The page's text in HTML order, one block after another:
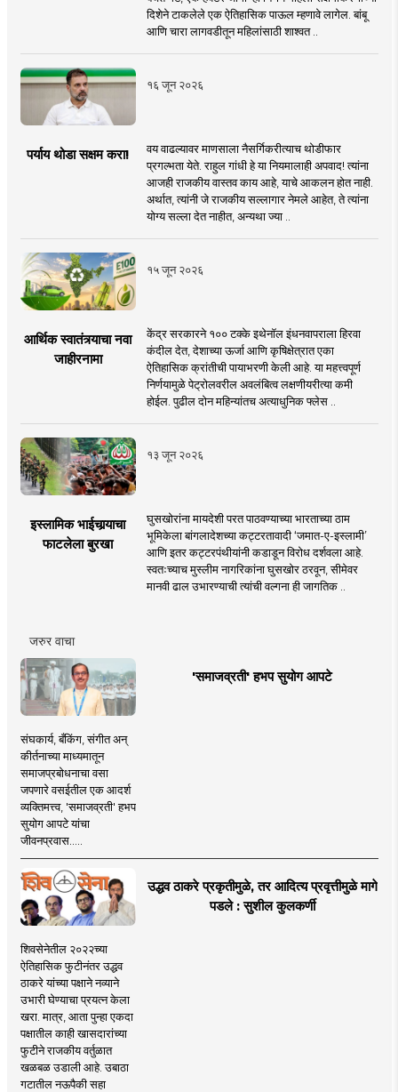
दिशेने टाकलेले एक ऐतिहासिक पाऊल म्हणावे लागेल. बांबू
आणि चारा लागवडीतून महिलांसाठी शाश्वत ..
१६ जून २०२६
पर्याय थोडा सक्षम करा!
वय वाढल्यावर माणसाला नैसर्गिकरीत्याच थोडीफार
प्रगल्भता येते. राहुल गांधी हे या नियमालाही अपवाद! त्यांना
आजही राजकीय वास्तव काय आहे, याचे आकलन होत नाही.
अर्थात, त्यांनी जे राजकीय सल्लागार नेमले आहेत, ते त्यांना
योग्य सल्ला देत नाहीत, अन्यथा ज्या ..
१५ जून २०२६
आर्थिक स्वातंत्र्याचा नवा
जाहीरनामा
केंद्र सरकारने १०० टक्के इथेनॉल इंधनवापराला हिरवा
कंदील देत, देशाच्या ऊर्जा आणि कृषिक्षेत्रात एका
ऐतिहासिक क्रांतीची पायाभरणी केली आहे. या महत्त्वपूर्ण
निर्णयामुळे पेट्रोलवरील अवलंबित्व लक्षणीयरीत्या कमी
होईल. पुढील दोन महिन्यांतच अत्याधुनिक फ्लेस ..
१३ जून २०२६
इस्लामिक भाईचार्‍याचा
फाटलेला बुरखा
घुसखोरांना मायदेशी परत पाठवण्याच्या भारताच्या ठाम
भूमिकेला बांगलादेशच्या कट्टरतावादी ‘जमात-ए-इस्लामी’
आणि इतर कट्टरपंथीयांनी कडाडून विरोध दर्शवला आहे.
स्वतःच्याच मुस्लीम नागरिकांना घुसखोर ठरवून, सीमेवर
मानवी ढाल उभारण्याची त्यांची वल्गना ही जागतिक ..
जरुर वाचा
'समाजव्रती' हभप सुयोग आपटे
संघकार्य, बँकिंग, संगीत अन्
कीर्तनाच्या माध्यमातून
समाजप्रबोधनाचा वसा
जपणारे वसईतील एक आदर्श
व्यक्तिमत्त्व, 'समाजव्रती' हभप
सुयोग आपटे यांचा
जीवनप्रवास.....
उद्धव ठाकरे प्रकृतीमुळे, तर आदित्य प्रवृत्तीमुळे मागे
पडले : सुशील कुलकर्णी
शिवसेनेतील २०२२च्या
ऐतिहासिक फुटीनंतर उद्धव
ठाकरे यांच्या पक्षाने नव्याने
उभारी घेण्याचा प्रयत्न केला
खरा. मात्र, आता पुन्हा एकदा
पक्षातील काही खासदारांच्या
फुटीने राजकीय वर्तुळात
खळबळ उडाली आहे. उबाठा
गटातील नऊपैकी सहा